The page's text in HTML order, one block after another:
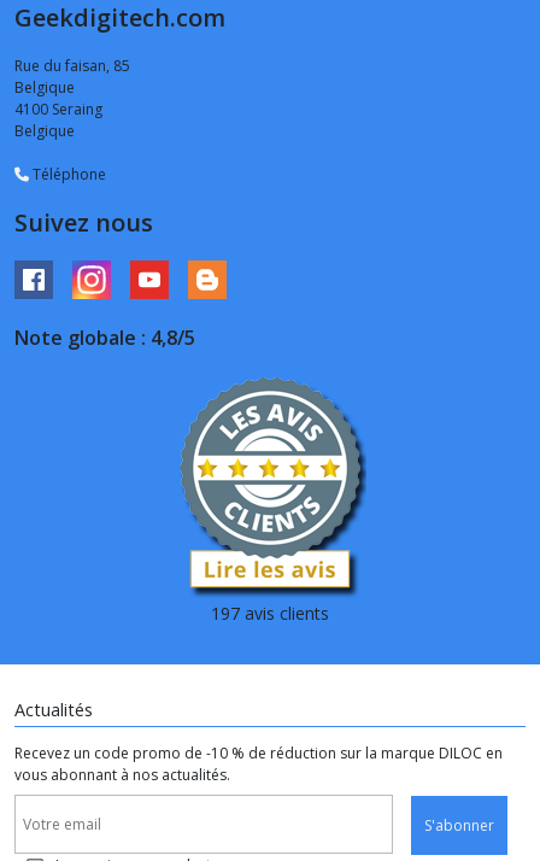
Geekdigitech.com
Rue du faisan, 85
Belgique
4100 Seraing
Belgique
Téléphone
Suivez nous
Note globale : 4,8/5
197 avis clients
Actualités
Recevez un code promo de -10 % de réduction sur la marque DILOC en
vous abonnant à nos actualités.
S'abonner